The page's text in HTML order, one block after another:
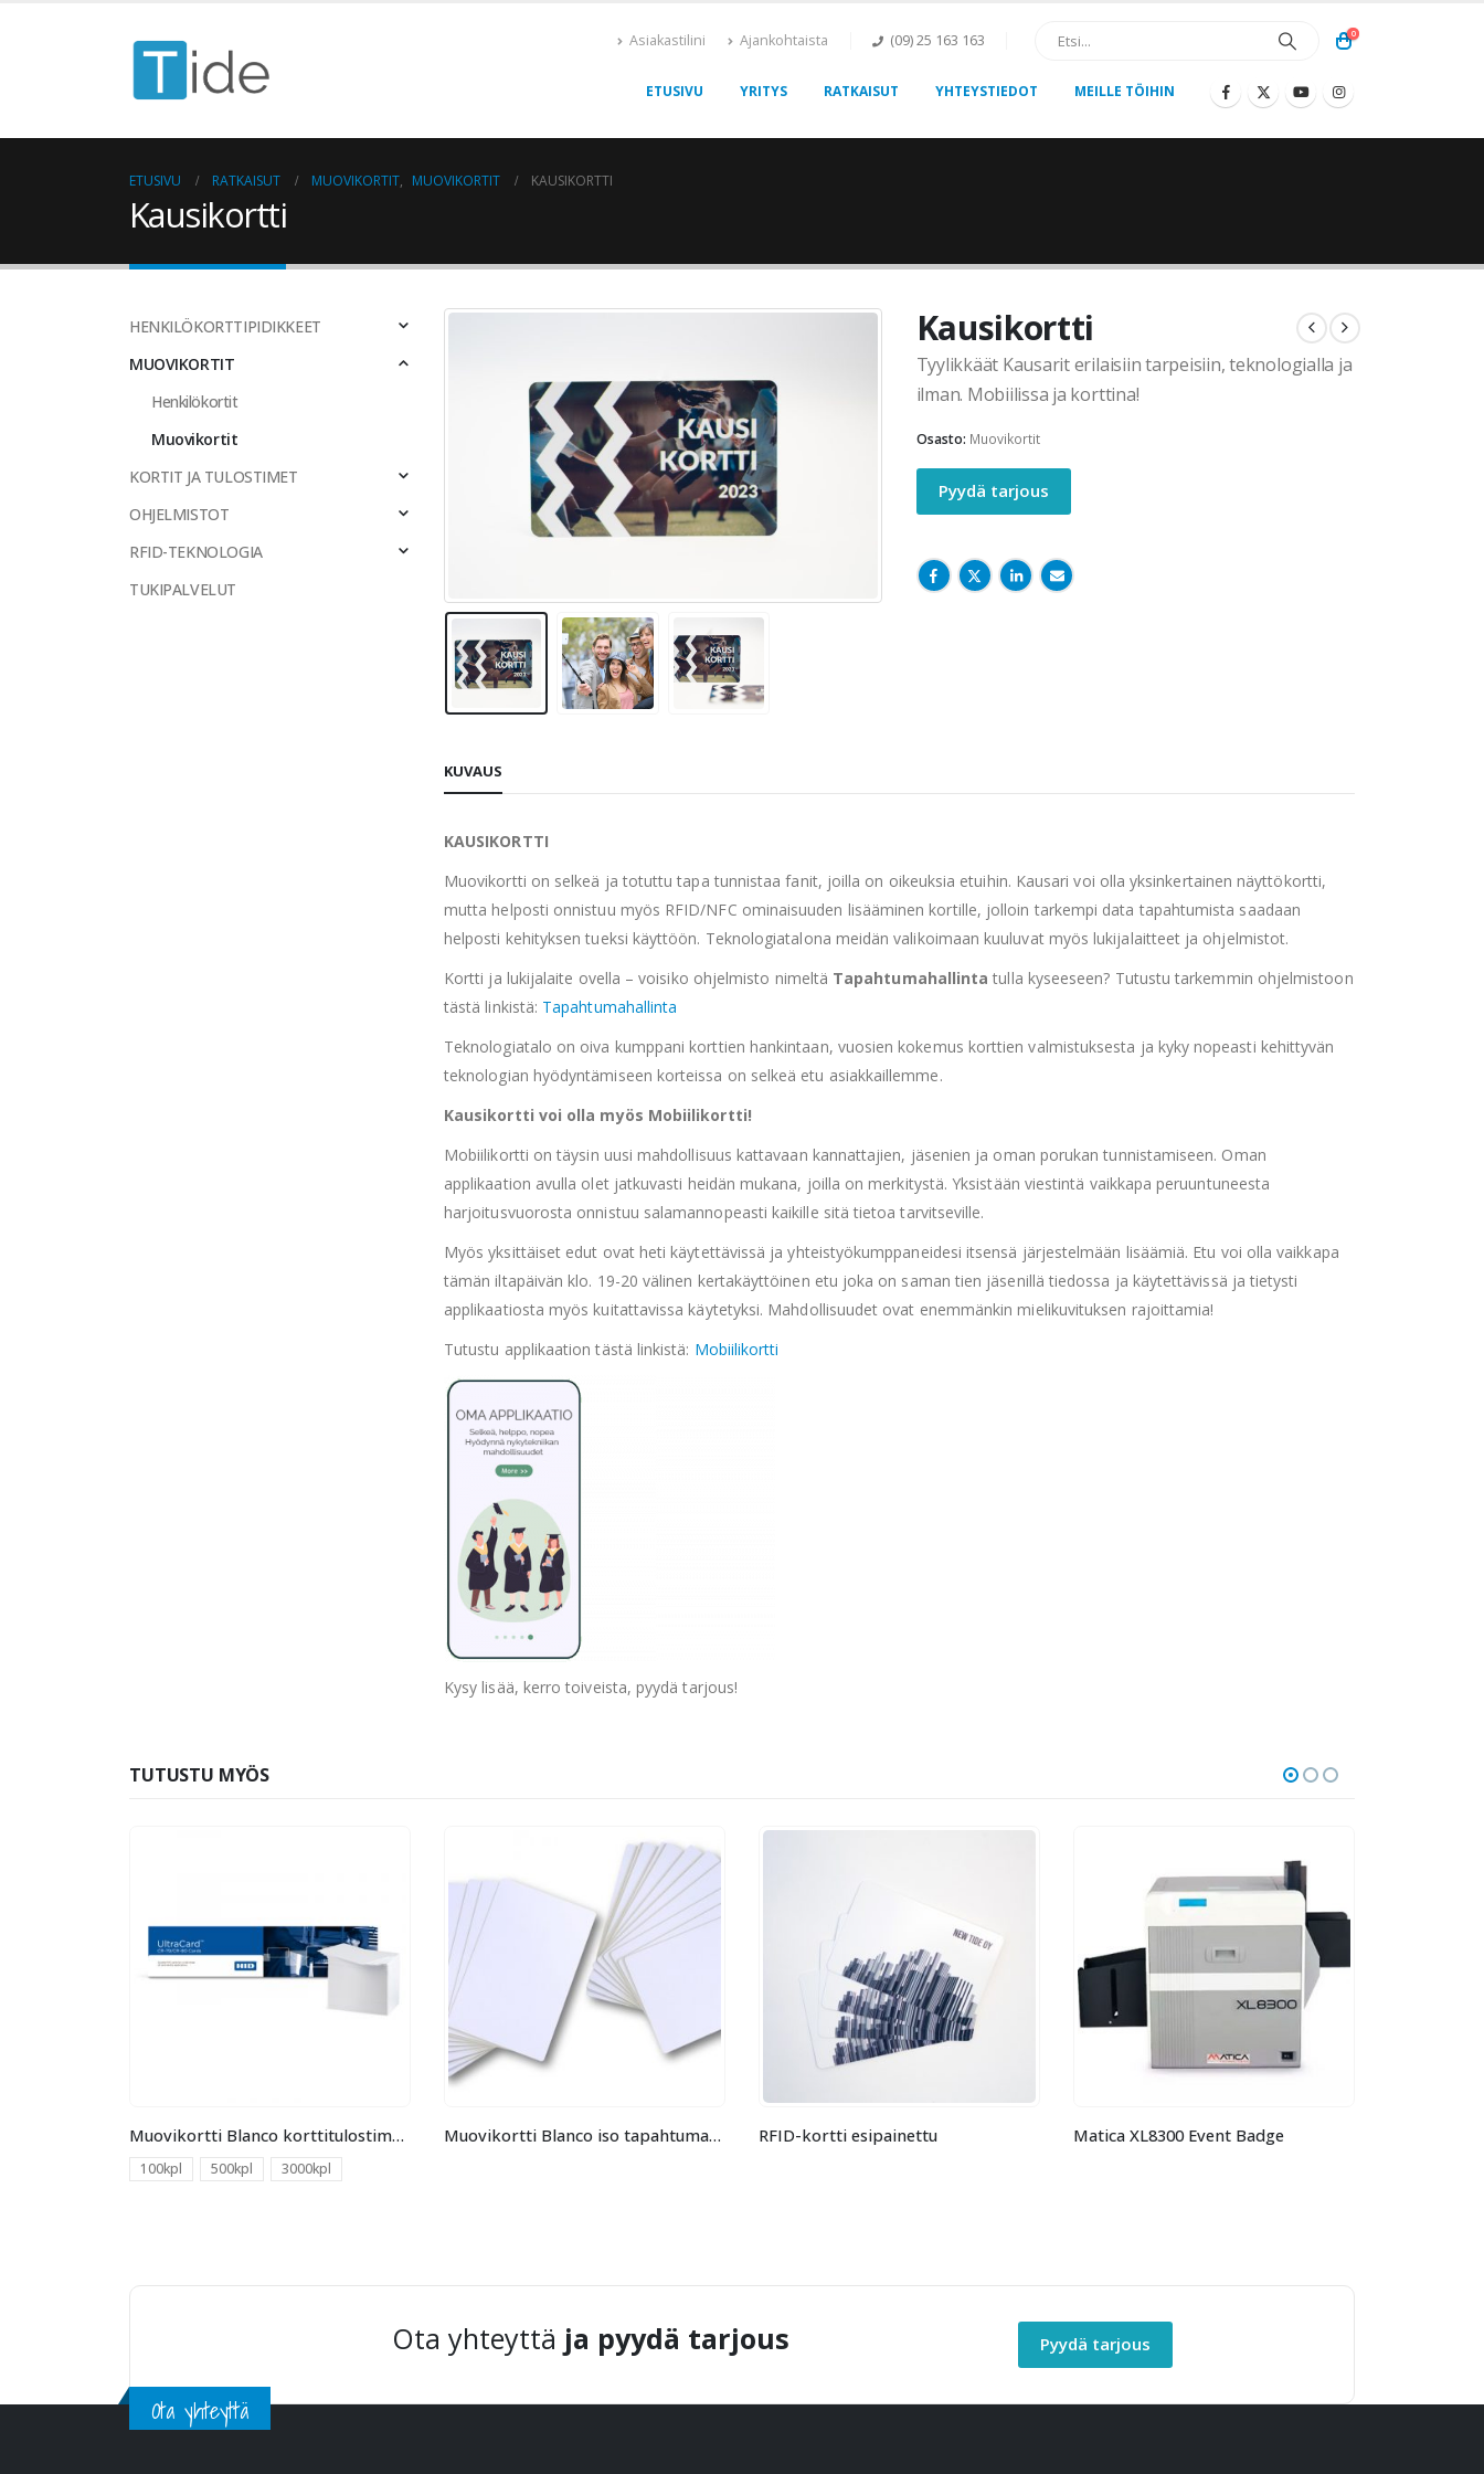
Asiakastilini Ajankohtaista (09) 25 163 163 0
ETUSIVU YRITYS RATKAISUT YHTEYSTIEDOT MEILLE TÖIHIN
ETUSIVU RATKAISUT MUOVIKORTIT, MUOVIKORTIT KAUSIKORTTI
Kausikortti
Kausikortti
Tyylikkäät Kausarit erilaisiin tarpeisiin, teknologialla ja
ilman. Mobiilissa ja korttina!
Osasto: Muovikortit
Pyydä tarjous
KUVAUS
KAUSIKORTTI
Muovikortti on selkeä ja totuttu tapa tunnistaa fanit, joilla on oikeuksia etuihin. Kausari voi olla yksinkertainen näyttökortti,
mutta helposti onnistuu myös RFID/NFC ominaisuuden lisääminen kortille, jolloin tarkempi data tapahtumista saadaan
helposti kehityksen tueksi käyttöön. Teknologiatalona meidän valikoimaan kuuluvat myös lukijalaitteet ja ohjelmistot.
Kortti ja lukijalaite ovella – voisiko ohjelmisto nimeltä Tapahtumahallinta tulla kyseeseen? Tutustu tarkemmin ohjelmistoon
tästä linkistä: Tapahtumahallinta
Teknologiatalo on oiva kumppani korttien hankintaan, vuosien kokemus korttien valmistuksesta ja kyky nopeasti kehittyvän
teknologian hyödyntämiseen korteissa on selkeä etu asiakkaillemme.
Kausikortti voi olla myös Mobiilikortti!
Mobiilikortti on täysin uusi mahdollisuus kattavaan kannattajien, jäsenien ja oman porukan tunnistamiseen. Oman
applikaation avulla olet jatkuvasti heidän mukana, joilla on merkitystä. Yksistään viestintä vaikkapa peruuntuneesta
harjoitusvuorosta onnistuu salamannopeasti kaikille sitä tietoa tarvitseville.
Myös yksittäiset edut ovat heti käytettävissä ja yhteistyökumppaneidesi itsensä järjestelmään lisäämiä. Etu voi olla vaikkapa
tämän iltapäivän klo. 19-20 välinen kertakäyttöinen etu joka on saman tien jäsenillä tiedossa ja käytettävissä ja tietysti
applikaatiosta myös kuitattavissa käytetyksi. Mahdollisuudet ovat enemmänkin mielikuvituksen rajoittamia!
Tutustu applikaation tästä linkistä: Mobiilikortti
Kysy lisää, kerro toiveista, pyydä tarjous!
HENKILÖKORTTIPIDIKKEET
MUOVIKORTIT
Henkilökortit
Muovikortit
KORTIT JA TULOSTIMET
OHJELMISTOT
RFID-TEKNOLOGIA
TUKIPALVELUT
TUTUSTU MYÖS
Muovikortti Blanco korttitulostimeen
3000kpl
Muovikortti Blanco iso tapahtumakortti RFID-kortti esipainettu Matica XL8300 Event Badge RW-kortit
Ota yhteyttä ja pyydä tarjous Pyydä tarjous
Ota yhteyttä